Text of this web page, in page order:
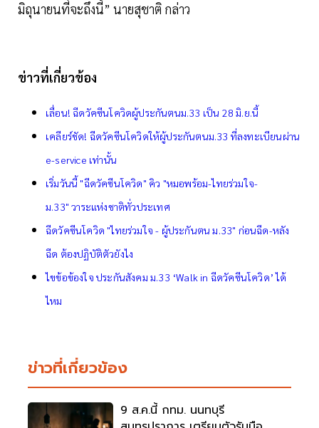
มิถุนายนที่จะถึงนี้” นายสุชาติ กล่าว
ข่าวที่เกี่ยวข้อง
เลื่อน! ฉีดวัคซีนโควิดผู้ประกันตนม.33 เป็น 28 มิ.ย.นี้
เคลียร์ชัด! ฉีดวัคซีนโควิดให้ผู้ประกันตนม.33 ที่ลงทะเบียนผ่าน
e-service เท่านั้น
เริ่มวันนี้ "ฉีดวัคซีนโควิด" คิว "หมอพร้อม-ไทยร่วมใจ-
ม.33" วาระแห่งชาติทั่วประเทศ
ฉีดวัคซีนโควิด "ไทยร่วมใจ - ผู้ประกันตน ม.33" ก่อนฉีด-หลัง
ฉีด ต้องปฏิบัติตัวยังไง
ไขข้อข้องใจ ประกันสังคม ม.33 ‘Walk in ฉีดวัคซีนโควิด’ ได้
ไหม
ข่าวที่เกี่ยวข้อง
9 ส.ค.นี้ กทม. นนทบุรี